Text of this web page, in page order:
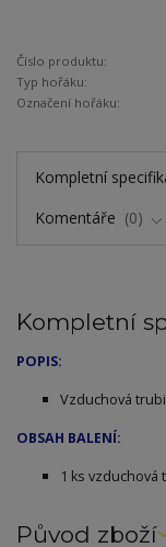
Číslo produktu:
Typ hořáku:
Označení hořáku:
Kompletní
Komentáře
0
Kompletní
POPIS:
Vzduchová
OBSAH BALENÍ:
1 ks vzduchová
Původ zboží